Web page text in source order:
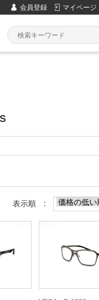
会員登録 マイページ
表示順 :